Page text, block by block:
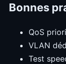
Bonnes
QoS
VLAN
Test